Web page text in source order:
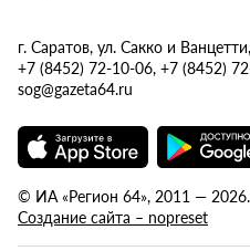
г. Саратов, ул. Сакко и
+7 (8452) 72-10-06, +7 (8452)
sog@gazeta64.ru
© ИА «Регион 64», 2011 —
Создание сайта – nopreset